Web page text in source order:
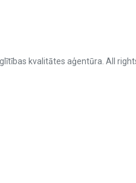
kvalitātes aģentūra. All